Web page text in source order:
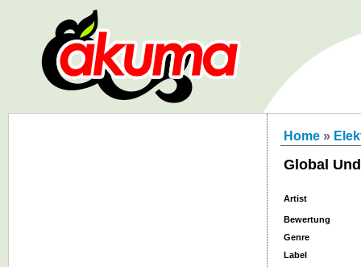
Home »
Global
Artist
Bewertung
Genre
Label